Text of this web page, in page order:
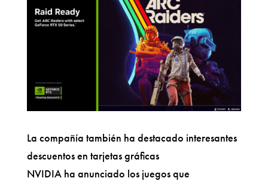
La compañía también ha destacado interesantes
descuentos en tarjetas gráficas
NVIDIA ha anunciado los juegos que